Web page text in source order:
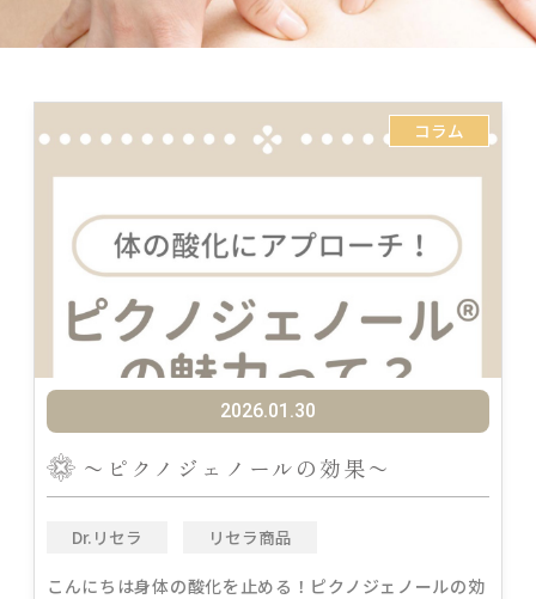
2026.01.30
〜ピクノジェノールの効果〜
コラム
Dr.リセラ リセラ商品
こんにちは身体の酸化を止める！ピクノジェノールの効